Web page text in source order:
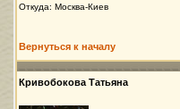
Откуда: Москва-Киев
Вернуться к началу
Кривобокова Татьяна